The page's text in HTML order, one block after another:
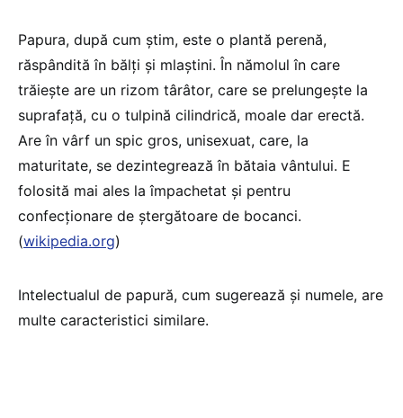
Papura, după cum știm, este o plantă perenă,
răspândită în bălți și mlaștini. În nămolul în care
trăiește are un rizom târâtor, care se prelungește la
suprafață, cu o tulpină cilindrică, moale dar erectă.
Are în vârf un spic gros, unisexuat, care, la
maturitate, se dezintegrează în bătaia vântului. E
folosită mai ales la împachetat și pentru
confecționare de ștergătoare de bocanci.
(wikipedia.org)
Intelectualul de papură, cum sugerează și numele, are
multe caracteristici similare.